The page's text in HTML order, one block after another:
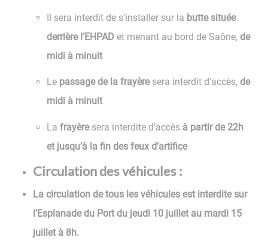
Il sera interdit de s’installer sur la butte située
derrière l’EHPAD et menant au bord de Saône, de
midi à minuit
Le passage de la frayèresera interdit d’accès, de
midi à minuit
Lafrayère sera interdite d’accès à partir de 22h
et jusqu’à la fin des feux d’artifice
Circulation des véhicules :
La circulation de tous les véhicules est interdite sur
l’Esplanade du Port du jeudi 10 juillet au mardi 15
juillet à 8h.